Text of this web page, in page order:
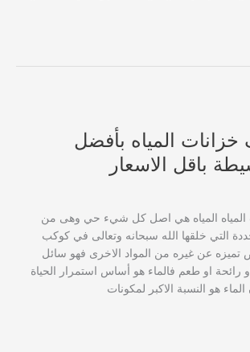
المياه بأفضل
باقل الاسعار
المياه هي اصل كل شيء حي وهى من
التي خلقها الله سبحانه وتعالى في كوكب
تميزه عن غيره من المواد الاخرى فهو سائل
او طعم فالماء هو أساس استمرار الحياة
هو النسبة الاكبر لمكونات